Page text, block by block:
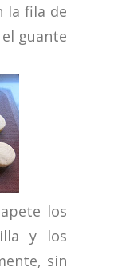
la fila de
guante
los
y los
sin